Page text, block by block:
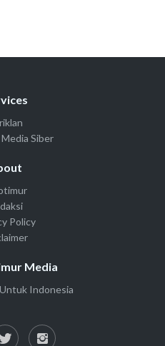
Siber
Policy
Media
Indonesia